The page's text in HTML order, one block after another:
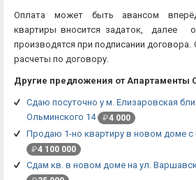
Оплата может быть авансом
квартиры вносится задаток, далее
производятся при подписании договора.
расчеты по договору.
Другие предложения от Апартаменты
Сдаю посуточно у м. Елизаровская
Ольминского 14
₽4 000
Продаю 1-но квартиру в новом доме с
₽4 100 000
Сдам кв. в новом доме на ул.